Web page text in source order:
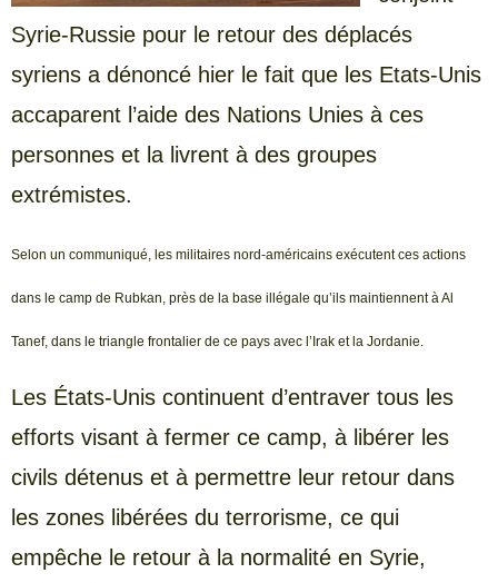
Syrie-Russie pour le retour des déplacés
syriens a dénoncé hier le fait que les Etats-Unis
accaparent l’aide des Nations Unies à ces
personnes et la livrent à des groupes
extrémistes.
Selon un communiqué, les militaires nord-américains exécutent ces actions
dans le camp de Rubkan, près de la base illégale qu’ils maintiennent à Al
Tanef, dans le triangle frontalier de ce pays avec l’Irak et la Jordanie.
Les États-Unis continuent d’entraver tous les
efforts visant à fermer ce camp, à libérer les
civils détenus et à permettre leur retour dans
les zones libérées du terrorisme, ce qui
empêche le retour à la normalité en Syrie,